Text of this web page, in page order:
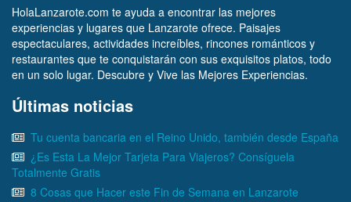
HolaLanzarote.com te ayuda a encontrar las mejores
experiencias y lugares que Lanzarote ofrece. Paisajes
espectaculares, actividades increíbles, rincones románticos y
restaurantes que te conquistarán con sus exquisitos platos, todo
en un solo lugar. Descubre y Vive las Mejores Experiencias.
Últimas noticias
Tu cuenta bancaria en el Reino Unido, también desde España
¿Es Esta La Mejor Tarjeta Para Viajeros? Consíguela
Totalmente Gratis
8 Cosas que Hacer este Fin de Semana en Lanzarote